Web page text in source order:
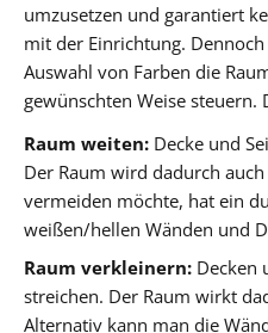
umzusetzen und garantiert
mit der Einrichtung.
Auswahl von Farben die
gewünschten Weise steuern.
Raum weiten: Decke und
Der Raum wird dadurch
vermeiden möchte, hat ein
weißen/hellen Wänden und
Raum verkleinern: Decken
streichen. Der Raum wirkt
Alternativ kann man die